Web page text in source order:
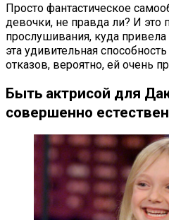
Просто фантастическое
девочки, не правда ли? И это
прослушивания, куда
эта удивительная
отказов, вероятно, ей очень
Быть актрисой для
совершенно